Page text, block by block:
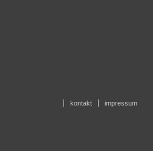
kontakt impressum